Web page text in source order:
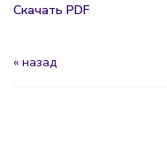
Скачать PDF
« назад